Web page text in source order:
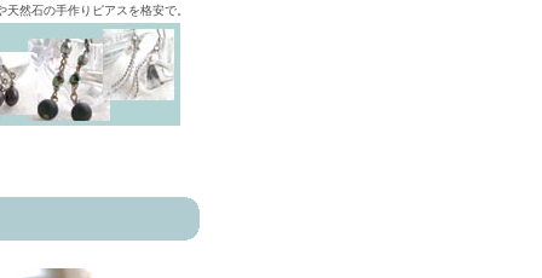
然石の手作りピアスを格安で。